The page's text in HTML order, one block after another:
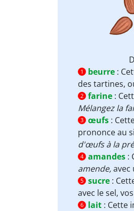
1
beurre :
des tartines,
2 farine :
Mélangez la
3 œufs :
prononce au
d'œufs à la
4 amandes :
amende,avec
5 sucre :
avec le sel,
6 lait : Cette